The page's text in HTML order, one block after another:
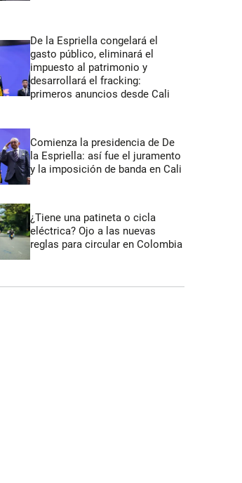
De la Espriella congelará el
gasto público, eliminará el
impuesto al patrimonio y
desarrollará el fracking:
primeros anuncios desde Cali
Comienza la presidencia de De
la Espriella: así fue el juramento
y la imposición de banda en Cali
¿Tiene una patineta o cicla
eléctrica? Ojo a las nuevas
reglas para circular en Colombia